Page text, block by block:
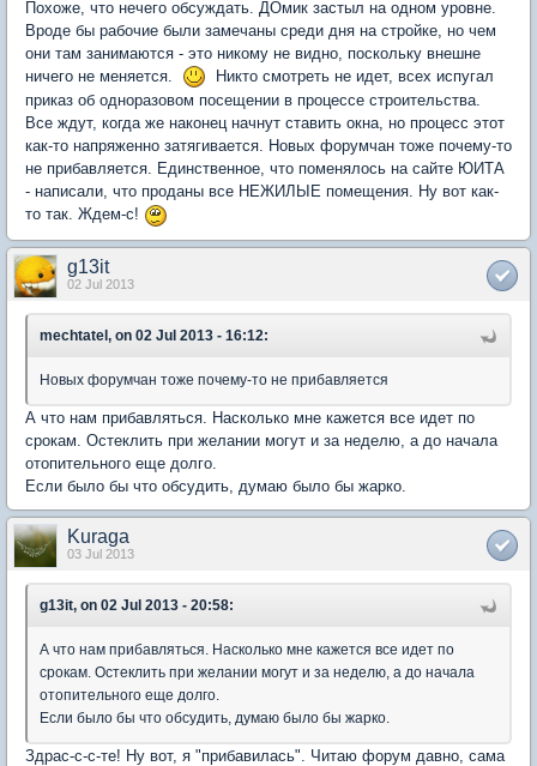
Похоже, что нечего обсуждать. ДОмик застыл на одном уровне.
Вроде бы рабочие были замечаны среди дня на стройке, но чем
они там занимаются - это никому не видно, поскольку внешне
ничего не меняется.
Никто смотреть не идет, всех испугал
приказ об одноразовом посещении в процессе строительства.
Все ждут, когда же наконец начнут ставить окна, но процесс этот
как-то напряженно затягивается. Новых форумчан тоже почему-то
не прибавляется. Единственное, что поменялось на сайте ЮИТА
- написали, что проданы все НЕЖИЛЫЕ помещения. Ну вот как-
то так. Ждем-с!
g13it
02 Jul 2013
mechtatel, on 02 Jul 2013 - 16:12:
Новых форумчан тоже почему-то не прибавляется
А что нам прибавляться. Насколько мне кажется все идет по
срокам. Остеклить при желании могут и за неделю, а до начала
отопительного еще долго.
Если было бы что обсудить, думаю было бы жарко.
Kuraga
03 Jul 2013
g13it, on 02 Jul 2013 - 20:58:
А что нам прибавляться. Насколько мне кажется все идет по
срокам. Остеклить при желании могут и за неделю, а до начала
отопительного еще долго.
Если было бы что обсудить, думаю было бы жарко.
Здрас-с-с-те! Ну вот, я "прибавилась". Читаю форум давно, сама